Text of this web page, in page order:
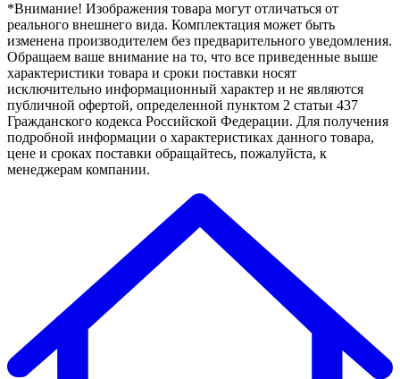
*Внимание! Изображения товара могут отличаться от
реального внешнего вида. Комплектация может быть
изменена производителем без предварительного уведомления.
Обращаем ваше внимание на то, что все приведенные выше
характеристики товара и сроки поставки носят
исключительно информационный характер и не являются
публичной офертой, определенной пунктом 2 статьи 437
Гражданского кодекса Российской Федерации. Для получения
подробной информации о характеристиках данного товара,
цене и сроках поставки обращайтесь, пожалуйста, к
менеджерам компании.